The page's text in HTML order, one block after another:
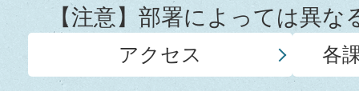
【注意】部署によっては異
アクセス 各